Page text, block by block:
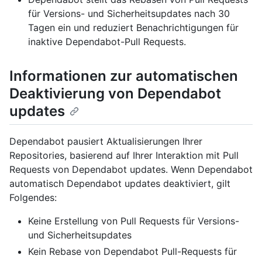
für Versions- und Sicherheitsupdates nach 30
Tagen ein und reduziert Benachrichtigungen für
inaktive Dependabot-Pull Requests.
Informationen zur automatischen
Deaktivierung von Dependabot
updates
Dependabot pausiert Aktualisierungen Ihrer
Repositories, basierend auf Ihrer Interaktion mit Pull
Requests von Dependabot updates. Wenn Dependabot
automatisch Dependabot updates deaktiviert, gilt
Folgendes:
Keine Erstellung von Pull Requests für Versions-
und Sicherheitsupdates
Kein Rebase von Dependabot Pull-Requests für